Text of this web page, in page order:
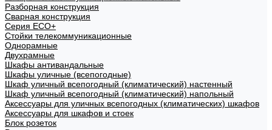
Разборная конструкция
Сварная конструкция
Серия ECO+
Стойки телекоммуникационные
Однорамные
Двухрамные
Шкафы антивандальные
Шкафы уличные (всепогодные)
Шкаф уличный всепогодный (климатический) настенный
Шкаф уличный всепогодный (климатический) напольный
Аксессуары для уличных всепогодных (климатических) шкафов
Аксессуары для шкафов и стоек
Блок розеток